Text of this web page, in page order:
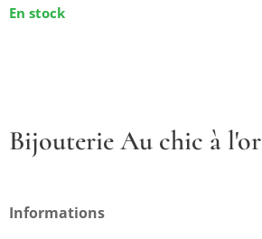
En stock
Bijouterie Au chic à l'or
Informations